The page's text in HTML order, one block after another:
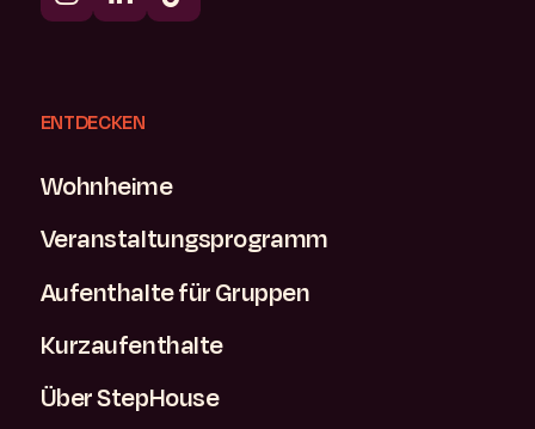
ENTDECKEN
Wohnheime
Veranstaltungsprogramm
Aufenthalte für Gruppen
Kurzaufenthalte
Über StepHouse